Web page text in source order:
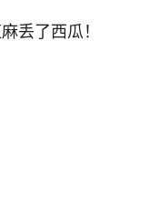
丢了西瓜！